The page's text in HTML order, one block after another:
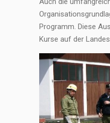
Programm. Diese
Kurse auf der